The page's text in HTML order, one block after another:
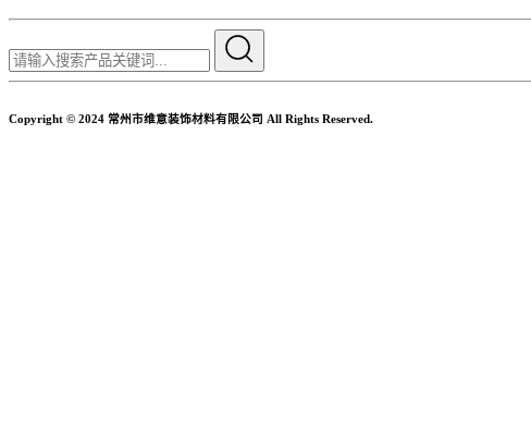
Copyright © 2024 常州市维意装饰材料有限公司 All Rights Reserved.